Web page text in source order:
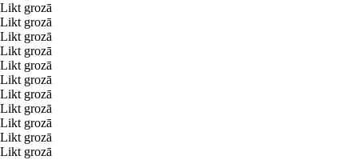
Likt grozā
Likt grozā
Likt grozā
Likt grozā
Likt grozā
Likt grozā
Likt grozā
Likt grozā
Likt grozā
Likt grozā
Likt grozā